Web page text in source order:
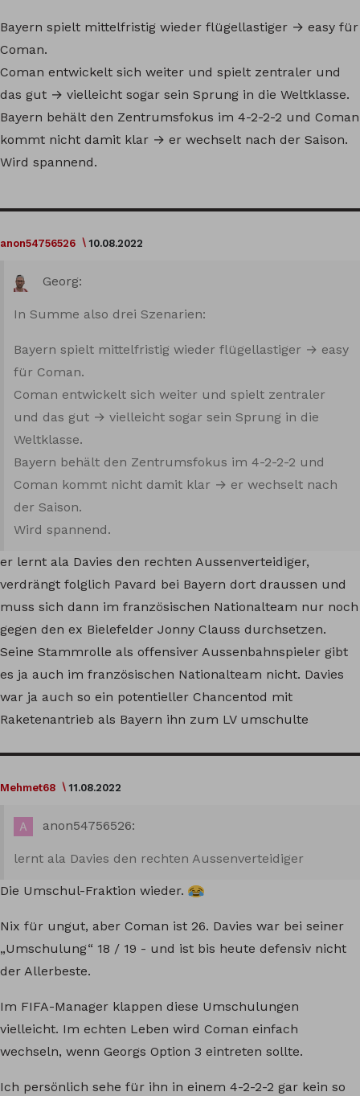
Bayern spielt mittelfristig wieder flügellastiger → easy für
Coman.
Coman entwickelt sich weiter und spielt zentraler und
das gut → vielleicht sogar sein Sprung in die Weltklasse.
Bayern behält den Zentrumsfokus im 4-2-2-2 und Coman
kommt nicht damit klar → er wechselt nach der Saison.
Wird spannend.
anon54756526 10.08.2022
Georg:
In Summe also drei Szenarien:
Bayern spielt mittelfristig wieder flügellastiger → easy
für Coman.
Coman entwickelt sich weiter und spielt zentraler
und das gut → vielleicht sogar sein Sprung in die
Weltklasse.
Bayern behält den Zentrumsfokus im 4-2-2-2 und
Coman kommt nicht damit klar → er wechselt nach
der Saison.
Wird spannend.
er lernt ala Davies den rechten Aussenverteidiger,
verdrängt folglich Pavard bei Bayern dort draussen und
muss sich dann im französischen Nationalteam nur noch
gegen den ex Bielefelder Jonny Clauss durchsetzen.
Seine Stammrolle als offensiver Aussenbahnspieler gibt
es ja auch im französischen Nationalteam nicht. Davies
war ja auch so ein potentieller Chancentod mit
Raketenantrieb als Bayern ihn zum LV umschulte
Mehmet68 11.08.2022
anon54756526:
lernt ala Davies den rechten Aussenverteidiger
Die Umschul-Fraktion wieder.
Nix für ungut, aber Coman ist 26. Davies war bei seiner
„Umschulung“ 18 / 19 - und ist bis heute defensiv nicht
der Allerbeste.
Im FIFA-Manager klappen diese Umschulungen
vielleicht. Im echten Leben wird Coman einfach
wechseln, wenn Georgs Option 3 eintreten sollte.
Ich persönlich sehe für ihn in einem 4-2-2-2 gar kein so